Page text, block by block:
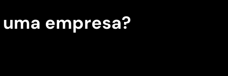
empresa?